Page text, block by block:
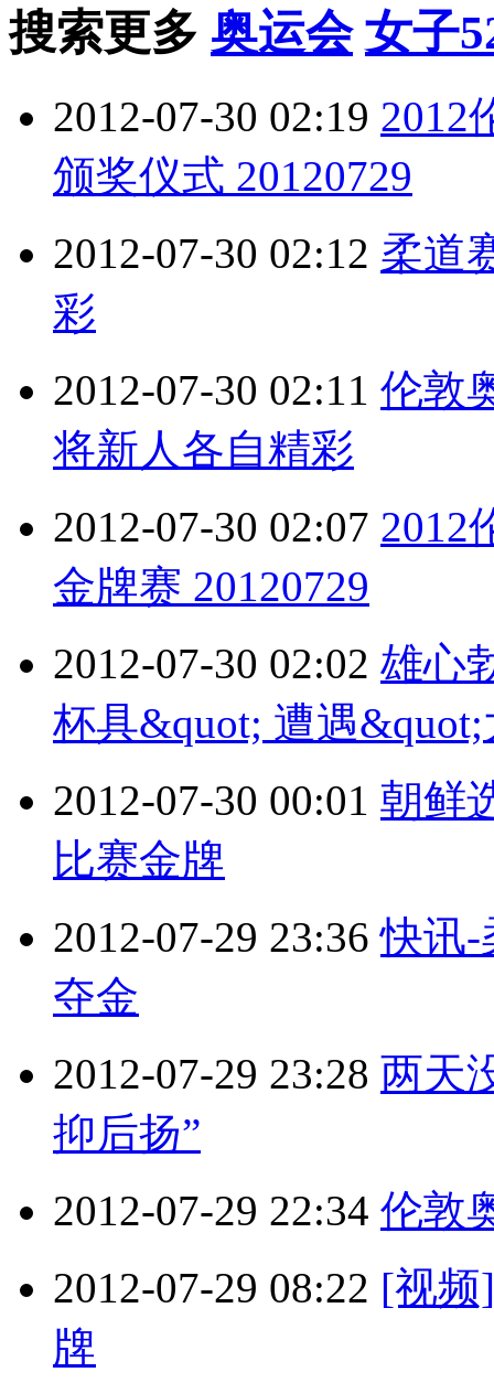
搜索更多 奥运会 女子
2012-07-30 02:19 2012
颁奖仪式 20120729
2012-07-30 02:12 柔道
彩
2012-07-30 02:11 伦敦
将新人各自精彩
2012-07-30 02:07 2012
金牌赛 20120729
2012-07-30 02:02 雄心
杯具&quot; 遭遇
2012-07-30 00:01 朝鲜
比赛金牌
2012-07-29 23:36 快讯-
夺金
2012-07-29 23:28 两天
抑后扬”
2012-07-29 22:34 伦敦
2012-07-29 08:22 [视频
牌